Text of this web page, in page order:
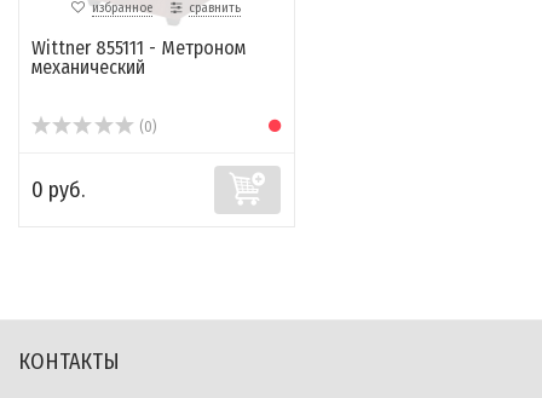
избранное сравнить
Wittner 855111 - Метроном
механический
(0)
0 руб.
КОНТАКТЫ